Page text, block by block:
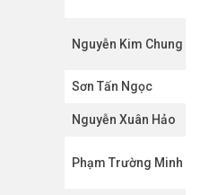
Nguyễn Kim Chung
Sơn Tấn Ngọc
Nguyễn Xuân Hảo
Phạm Trường Minh